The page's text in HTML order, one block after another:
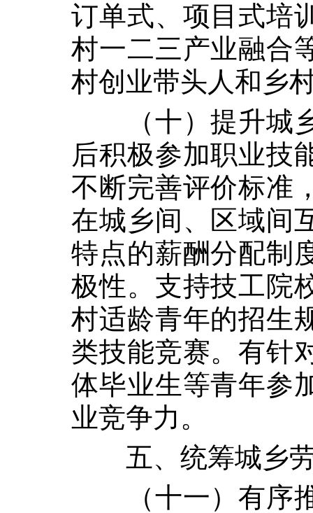
订单式、项目式培
村一二三产业融合
村创业带头人和乡
（十）提升
后积极参加职业技
不断完善评价标准
在城乡间、区域间
特点的薪酬分配制
极性。支持技工院
村适龄青年的招生
类技能竞赛。有针
体毕业生等青年参
业竞争力。
五、统筹城乡
（十一）有